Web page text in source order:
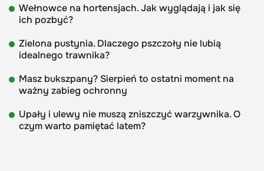
Wełnowce na hortensjach. Jak wyglądają i jak się
ich pozbyć?
Zielona pustynia. Dlaczego pszczoły nie lubią
idealnego trawnika?
Masz bukszpany? Sierpień to ostatni moment na
ważny zabieg ochronny
Upały i ulewy nie muszą zniszczyć warzywnika. O
czym warto pamiętać latem?